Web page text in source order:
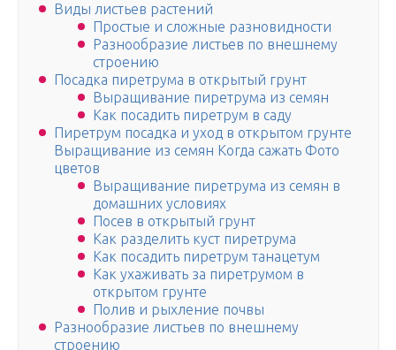
Виды листьев растений
Простые и сложные разновидности
Разнообразие листьев по внешнему
строению
Посадка пиретрума в открытый грунт
Выращивание пиретрума из семян
Как посадить пиретрум в саду
Пиретрум посадка и уход в открытом грунте
Выращивание из семян Когда сажать Фото
цветов
Выращивание пиретрума из семян в
домашних условиях
Посев в открытый грунт
Как разделить куст пиретрума
Как посадить пиретрум танацетум
Как ухаживать за пиретрумом в
открытом грунте
Полив и рыхление почвы
Разнообразие листьев по внешнему
строению